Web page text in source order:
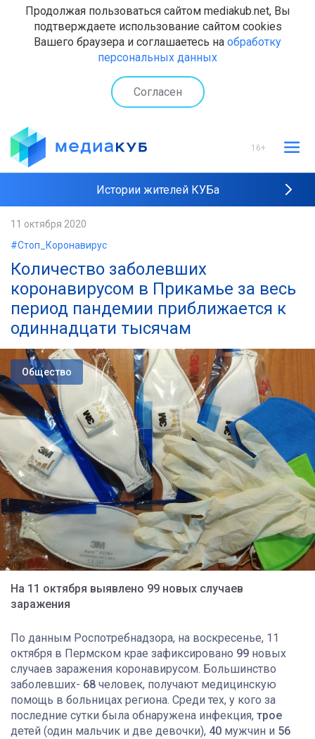
Продолжая пользоваться сайтом mediakub.net, Вы
подтверждаете использование сайтом cookies
Вашего браузера и соглашаетесь на обработку
персональных данных
Согласен
16+
Истории жителей КУБа
Наши интервью
11 октября 2020
#Стоп_Коронавирус
Количество заболевших
коронавирусом в Прикамье за весь
период пандемии приближается к
одиннадцати тысячам
Общество
На 11 октября выявлено 99 новых случаев
заражения
По данным Роспотребнадзора, на воскресенье, 11
октября в Пермском крае зафиксировано 99 новых
случаев заражения коронавирусом. Большинство
заболевших- 68 человек, получают медицинскую
помощь в больницах региона. Среди тех, у кого за
последние сутки была обнаружена инфекция, трое
детей (один мальчик и две девочки), 40 мужчин и 56